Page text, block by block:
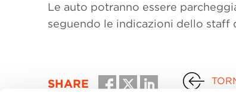
Le auto potranno essere
seguendo le indicazioni dello staff
SHARE